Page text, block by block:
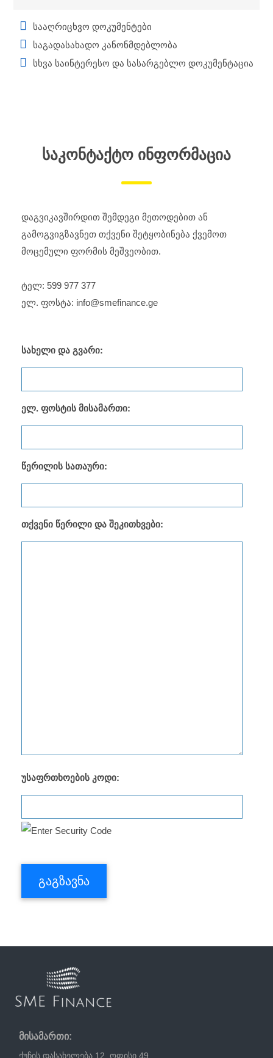
სააღრიცხვო დოკუმენტები
საგადასახადო კანონმდებლობა
სხვა საინტერესო და სასარგებლო დოკუმენტაცია
ᲡᲐᲙᲝᲜᲢᲐᲥᲢᲝ ᲘᲜᲤᲝᲠᲛᲐᲪᲘᲐ
დაგვიკავშირდით შემდეგი მეთოდებით ან
გამოგვიგზავნეთ თქვენი შეტყობინება ქვემოთ
მოცემული ფორმის მეშვეობით.
ტელ: 599 977 377
ელ. ფოსტა: info@smefinance.ge
სახელი და გვარი:
ელ. ფოსტის მისამართი:
წერილის სათაური:
თქვენი წერილი და შეკითხვები:
უსაფრთხოების კოდი:
მისამართი:
ქუჩის დასახელება 12, ოფისი 49